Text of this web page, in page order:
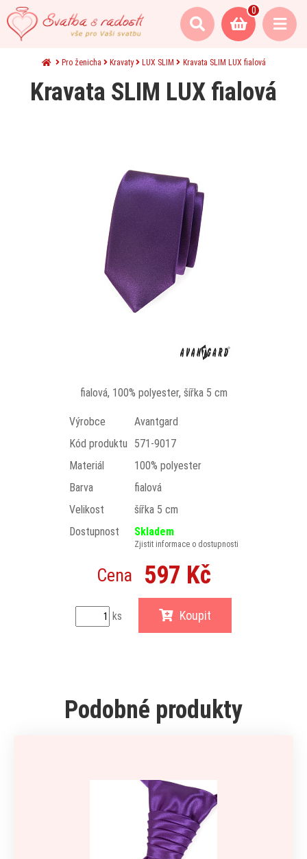
0
Pro ženicha Kravaty LUX SLIM Kravata SLIM LUX fialová
Kravata SLIM LUX fialová
fialová, 100% polyester, šířka 5 cm
Výrobce
Avantgard
Kód produktu
571-9017
Materiál
100% polyester
Barva
fialová
Velikost
šířka 5 cm
Dostupnost
Skladem
Zjistit informace o dostupnosti
Cena 597 Kč
ks Koupit
Podobné produkty